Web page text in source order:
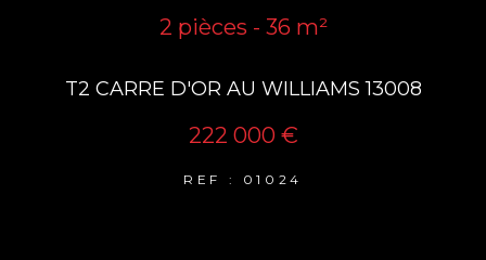
2 pièces - 36 m²
T2 CARRE D'OR AU WILLIAMS 13008
222 000 €
REF : 01024